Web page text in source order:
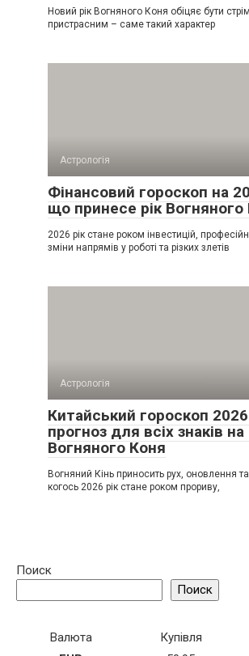
Новий рік Вогняного Коня обіцяє бути
пристрасним – саме такий характер
Астрологія
Фінансовий гороскоп на
що принесе рік Вогняного
2026 рік стане роком інвестицій,
зміни напрямів у роботі та різких злетів
Астрологія
Китайський гороскоп
прогноз для всіх знаків на
Вогняного Коня
Вогняний Кінь приносить рух, оновлення
когось 2026 рік стане роком прориву,
Поиск
Поиск
Валюта Купівля